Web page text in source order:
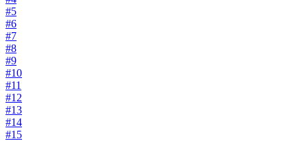
#5
#6
#7
#8
#9
#10
#11
#12
#13
#14
#15